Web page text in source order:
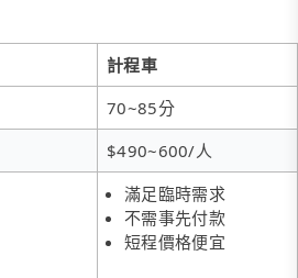
計程車
70~85分
$490~600/人
滿足臨時需求
不需事先付款
短程價格便宜